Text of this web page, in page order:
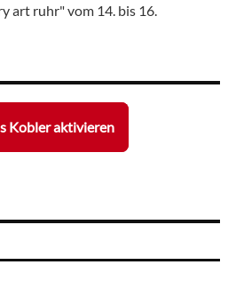
art ruhr" vom 14. bis 16.
Kobler aktivieren